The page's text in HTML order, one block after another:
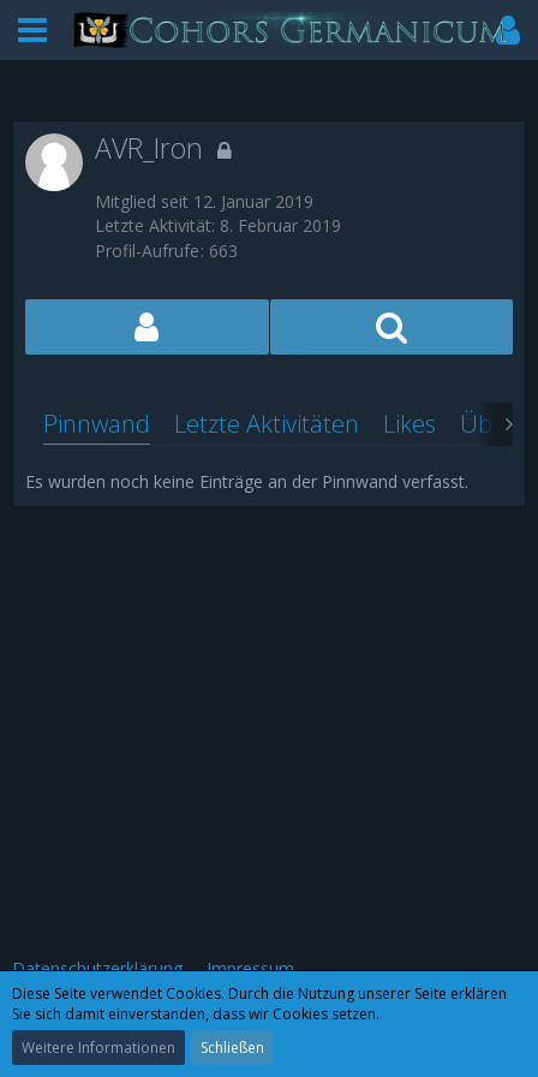
AVR_Iron
Mitglied seit 12. Januar 2019
Letzte Aktivität: 8. Februar 2019
Profil-Aufrufe 663
Pinnwand Letzte Aktivitäten Likes Über
Es wurden noch keine Einträge an der Pinnwand verfasst.
Datenschutzerklärung Impressum
Community-Software: WoltLab Suite™ 3.0.27
Diese Seite verwendet Cookies. Durch die Nutzung unserer Seite erklären
Sie sich damit einverstanden, dass wir Cookies setzen.
Weitere Informationen
Schließen